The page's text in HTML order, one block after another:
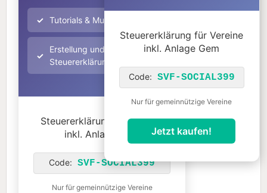
Steuererklärung für Vereine
inkl. Anlage Gem
Code: SVF-SOCIAL399
Nur für gemeinnützige Vereine
Jetzt kaufen!
Tutorials & Muster
Erstellung und Abgabe der
Steuererklärung
Steuererklärung für Vereine
inkl. Anlage Gem
Code: SVF-SOCIAL399
Nur für gemeinnützige Vereine